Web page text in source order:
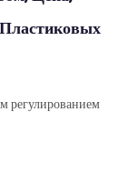
регулированием